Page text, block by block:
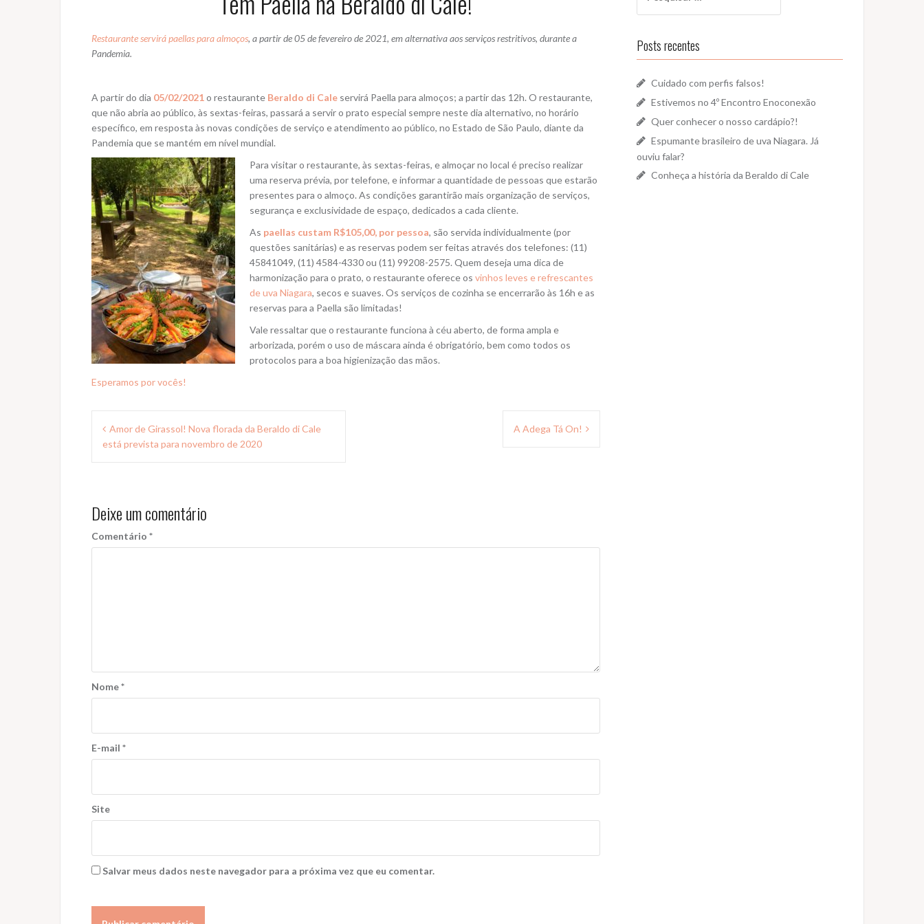
Restaurante servirá paellas para almoços, a partir de 05 de fevereiro de 2021, em alternativa aos serviços restritivos, durante a
Pandemia.
A partir do dia 05/02/2021o restaurante Beraldo di Cale servirá Paella para almoços; a partir das 12h. O restaurante,
que não abria ao público, às sextas-feiras, passará a servir o prato especial sempre neste dia alternativo, no horário
específico, em resposta às novas condições de serviço e atendimento ao público, no Estado de São Paulo, diante da
Pandemia que se mantém em nível mundial.
Para visitar o restaurante, às sextas-feiras, e almoçar no local é preciso realizar
uma reserva prévia, por telefone, e informar a quantidade de pessoas que estarão
presentes para o almoço. As condições garantirão mais organização de serviços,
segurança e exclusividade de espaço, dedicados a cada cliente.
As paellas custam R$105,00, por pessoa, são servida individualmente (por
questões sanitárias) e as reservas podem ser feitas através dos telefones: (11)
45841049, (11) 4584-4330 ou (11) 99208-2575. Quem deseja uma dica de
harmonização para o prato, o restaurante oferece os vinhos leves e refrescantes
de uva Niagara, secos e suaves. Os serviços de cozinha se encerrarão às 16h e as
reservas para a Paella são limitadas!
Vale ressaltar que o restaurante funciona à céu aberto, de forma ampla e
arborizada, porém o uso de máscara ainda é obrigatório, bem como todos os
protocolos para a boa higienização das mãos.
Esperamos por vocês!
Navegação
deAmor de Girassol! Nova florada da Beraldo di Cale
está prevista para novembro de 2020
A Adega Tá On!
Deixe um comentário
Comentário *
Nome*
E-mail *
Site
Salvar meus dados neste navegador para a próxima vez que eu comentar.
Posts recentes
Cuidado com perfis falsos!
Estivemos no 4º Encontro Enoconexão
Quer conhecer o nosso cardápio?!
Espumante brasileiro de uva Niagara. Já
ouviu falar?
Conheça a história da Beraldo di Cale